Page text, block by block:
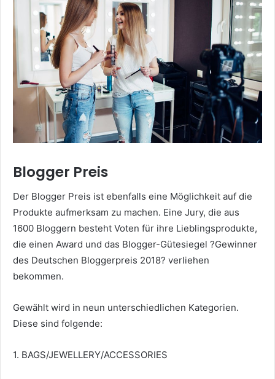
Blogger Preis
Der Blogger Preis ist ebenfalls eine Möglichkeit auf die
Produkte aufmerksam zu machen. Eine Jury, die aus
1600 Bloggern besteht Voten für ihre Lieblingsprodukte,
die einen Award und das Blogger-Gütesiegel ?Gewinner
des Deutschen Bloggerpreis 2018? verliehen
bekommen.
Gewählt wird in neun unterschiedlichen Kategorien.
Diese sind folgende:
1. BAGS/JEWELLERY/ACCESSORIES